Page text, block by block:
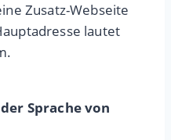
Zusatz-Webseite
lautet
Sprache von